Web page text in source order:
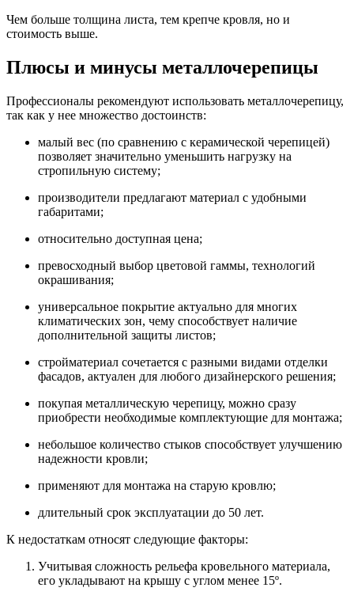
Чем больше толщина листа, тем крепче кровля, но и
стоимость выше.
Плюсы и минусы металлочерепицы
Профессионалы рекомендуют использовать металлочерепицу,
так как у нее множество достоинств:
малый вес (по сравнению с керамической черепицей)
позволяет значительно уменьшить нагрузку на
стропильную систему;
производители предлагают материал с удобными
габаритами;
относительно доступная цена;
превосходный выбор цветовой гаммы, технологий
окрашивания;
универсальное покрытие актуально для многих
климатических зон, чему способствует наличие
дополнительной защиты листов;
стройматериал сочетается с разными видами отделки
фасадов, актуален для любого дизайнерского решения;
покупая металлическую черепицу, можно сразу
приобрести необходимые комплектующие для монтажа;
небольшое количество стыков способствует улучшению
надежности кровли;
применяют для монтажа на старую кровлю;
длительный срок эксплуатации до 50 лет.
К недостаткам относят следующие факторы:
Учитывая сложность рельефа кровельного материала,
его укладывают на крышу с углом менее 15º.